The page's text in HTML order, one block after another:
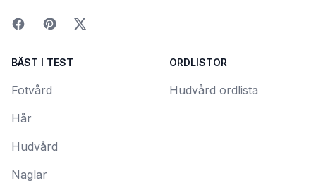
BÄST I TEST
Fotvård
Hår
Hudvård
Naglar
ORDLISTOR
Hudvård ordlista